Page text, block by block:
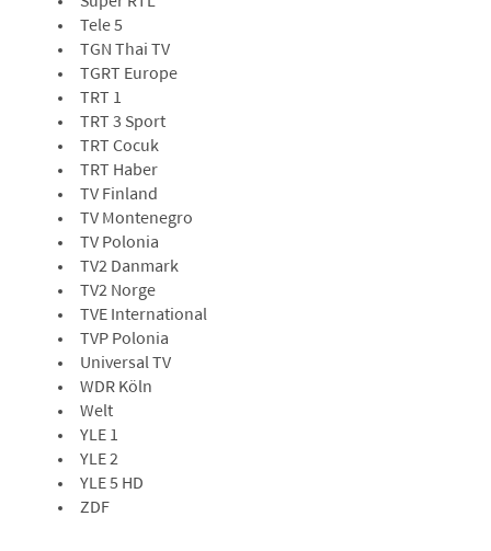
Tele 5
TGN Thai TV
TGRT Europe
TRT 1
TRT 3 Sport
TRT Cocuk
TRT Haber
TV Finland
TV Montenegro
TV Polonia
TV2 Danmark
TV2 Norge
TVE International
TVP Polonia
Universal TV
WDR Köln
Welt
YLE 1
YLE 2
YLE 5 HD
ZDF